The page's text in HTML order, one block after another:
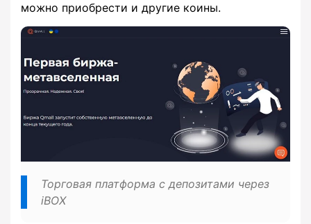
можно приобрести и другие коины.
Торговая платформа с депозитами через
iBOX